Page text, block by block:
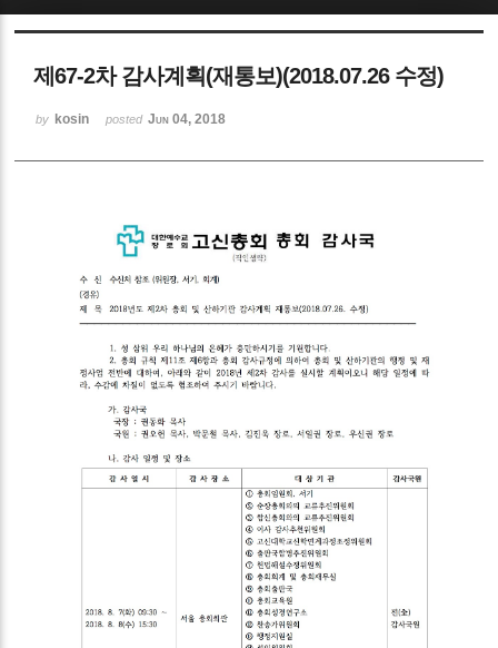
제67-2차 감사계획(재통보)(2018.07.26 수정)
by kosin posted Jun 04, 2018
Sketchbook5, 스케치북5
Sketchbook5, 스케치북5